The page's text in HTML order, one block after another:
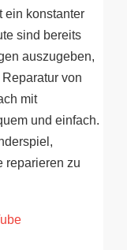
ein konstanter
sind bereits
auszugeben,
von
mit
und einfach.
reparieren zu